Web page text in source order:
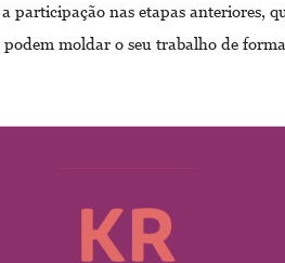
participação nas etapas anteriores,
moldar o seu trabalho de